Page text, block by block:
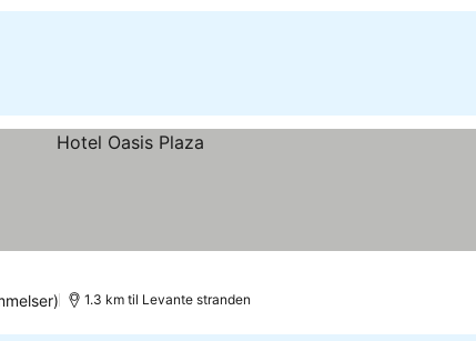
1.3 km til Levante stranden